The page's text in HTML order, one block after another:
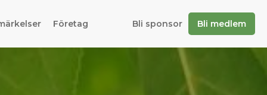
Företag Bli sponsor Bli medlem